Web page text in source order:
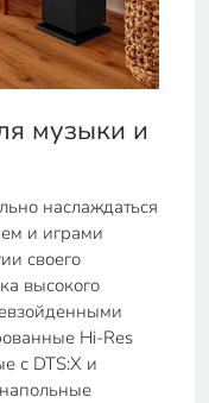
музыки и
наслаждаться
и играми
своего
высокого
Hi-Res
с DTS:X и